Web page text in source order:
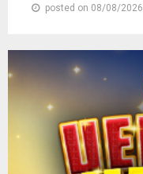
posted on 08/08/2026